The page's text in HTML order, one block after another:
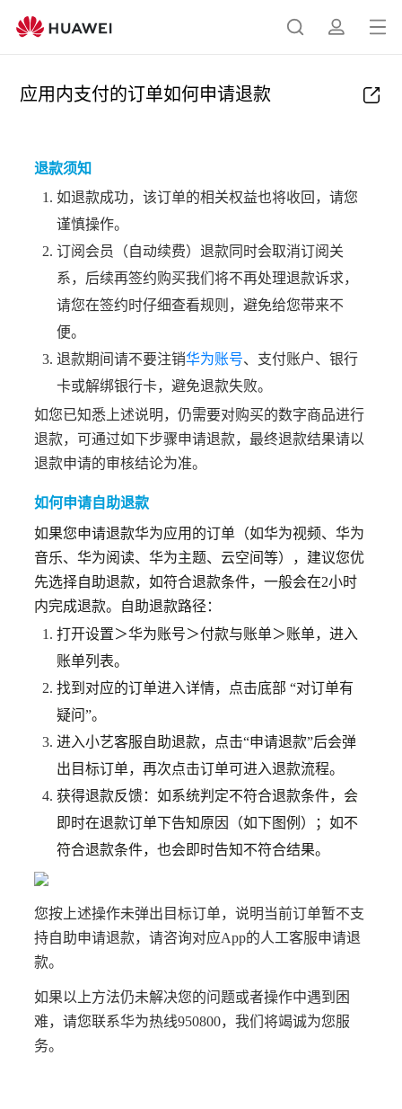
搜
简
打
单
应用内支付的订单如何申请退款
退款须知
如退款成功，该订单的相关权益也将收回，请您
谨慎操作。
订阅会员（自动续费）退款同时会取消订阅关
系，后续再签约购买我们将不再处理退款诉求，
请您在签约时仔细查看规则，避免给您带来不
便。
退款期间请不要注销华为账号、支付账户、银行
卡或解绑银行卡，避免退款失败。
如您已知悉上述说明，仍需要对购买的数字商品进行
退款，可通过如下步骤申请退款，最终退款结果请以
退款申请的审核结论为准。
如何申请自助退款
如果您申请退款华为应用的订单（如华为视频、华为
音乐、华为阅读、华为主题、云空间等），建议您优
先选择自助退款，如符合退款条件，一般会在2小时
内完成退款。自助退款路径：
打开设置＞华为账号＞付款与账单＞账单，进入
账单列表。
找到对应的订单进入详情，点击底部 “对订单有
疑问”。
进入小艺客服自助退款，点击“申请退款”后会弹
出目标订单，再次点击订单可进入退款流程。
获得退款反馈：如系统判定不符合退款条件，会
即时在退款订单下告知原因（如下图例）；如不
符合退款条件，也会即时告知不符合结果。
您按上述操作未弹出目标订单，说明当前订单暂不支
持自助申请退款，请咨询对应App的人工客服申请退
款。
如果以上方法仍未解决您的问题或者操作中遇到困
难，请您联系华为热线950800，我们将竭诚为您服
务。